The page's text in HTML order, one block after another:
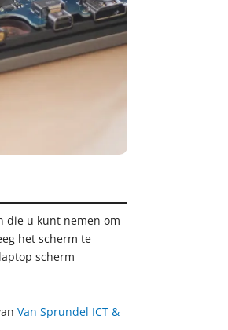
die u kunt nemen om
het scherm te
scherm
Van Sprundel ICT &